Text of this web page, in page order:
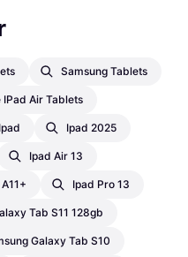
Samsung Tablets
IPad Air Tablets
Ipad Ipad 2025
Ipad Air 13
Ipad Pro 13
Tab S11 128gb
Galaxy Tab S10